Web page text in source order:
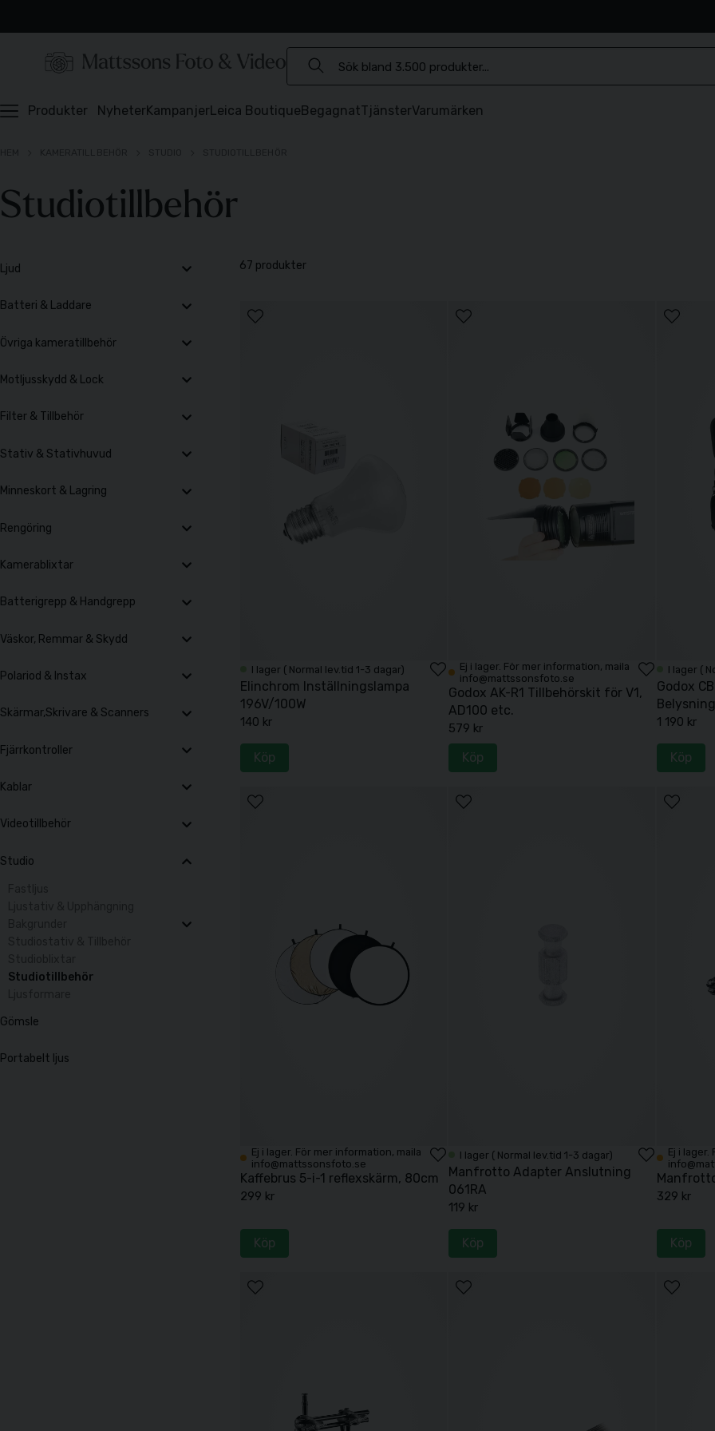
Produkter NyheterKampanjerLeica BoutiqueBegagnatTjänsterVarumärken
Studiotillbehör
Ljud
Batteri & Laddare
Övriga kameratillbehör
Motljusskydd & Lock
Filter & Tillbehör
Stativ & Stativhuvud
Minneskort & Lagring
Rengöring
Kamerablixtar
Batterigrepp & Handgrepp
Väskor, Remmar & Skydd
Polariod & Instax
Skärmar,Skrivare & Scanners
Fjärrkontroller
Kablar
Videotillbehör
Studio
Studiotillbehör
Gömsle
Portabelt ljus
67 produkter
I lager ( Normal lev.tid 1-3 dagar)
Elinchrom Inställningslampa
196V/100W
140 kr
Köp
Ej i lager. För mer information, maila
info@mattssonsfoto.se
Godox AK-R1 Tillbehörskit för V1,
AD100 etc.
579 kr
Köp
I lager (
Godox
Belysning
1 190 kr
Köp
Ej i lager. För mer information, maila
info@mattssonsfoto.se
Kaffebrus 5-i-1 reflexskärm, 80cm
299 kr
Köp
I lager ( Normal lev.tid 1-3 dagar)
Manfrotto Adapter Anslutning
061RA
119 kr
Köp
Ej i
329 kr
Köp